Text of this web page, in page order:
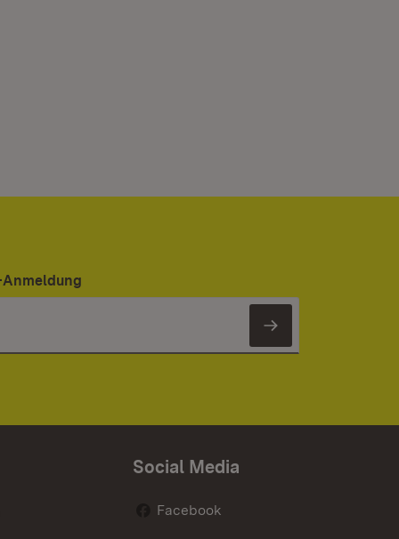
Newsletter
Social Media
Facebook